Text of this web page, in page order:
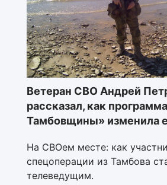
Ветеран СВО Андрей
рассказал, как
Тамбовщины» изменила
На СВОем месте: как
спецоперации из Тамбова
телеведущим.